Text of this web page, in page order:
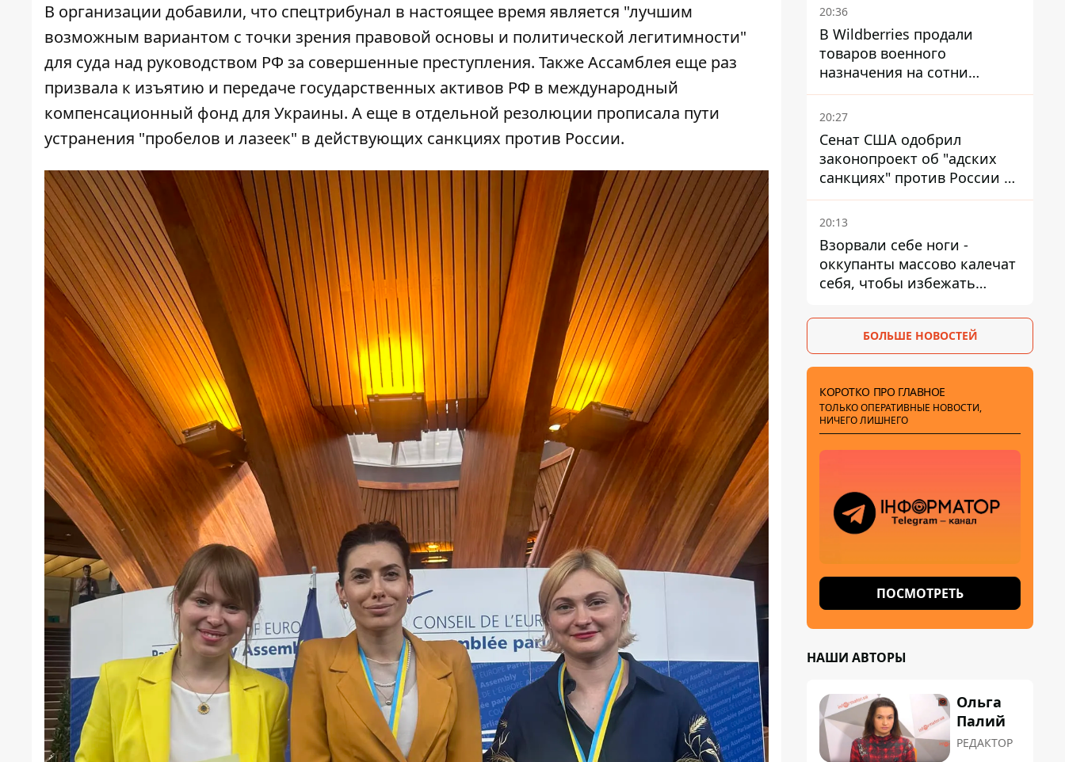
В организации добавили, что спецтрибунал в настоящее время является "лучшим
возможным вариантом с точки зрения правовой основы и политической легитимности"
для суда над руководством РФ за совершенные преступления. Также Ассамблея еще раз
призвала к изъятию и передаче государственных активов РФ в международный
компенсационный фонд для Украины. А еще в отдельной резолюции прописала пути
устранения "пробелов и лазеек" в действующих санкциях против России.
20:36
В Wildberries продали
товаров военного
назначения на сотни
миллионов, но удары ВСУ
изменили ситуацию
20:27
Сенат США одобрил
законопроект об "адских
санкциях" против России и
Ирана
20:13
Взорвали себе ноги -
оккупанты массово калечат
себя, чтобы избежать
БОЛЬШЕ НОВОСТЕЙ
КОРОТКО ПРО ГЛАВНОЕ
ТОЛЬКО ОПЕРАТИВНЫЕ НОВОСТИ,
НИЧЕГО ЛИШНЕГО
ПОСМОТРЕТЬ
НАШИ АВТОРЫ
Ольга
Палий
РЕДАКТОР